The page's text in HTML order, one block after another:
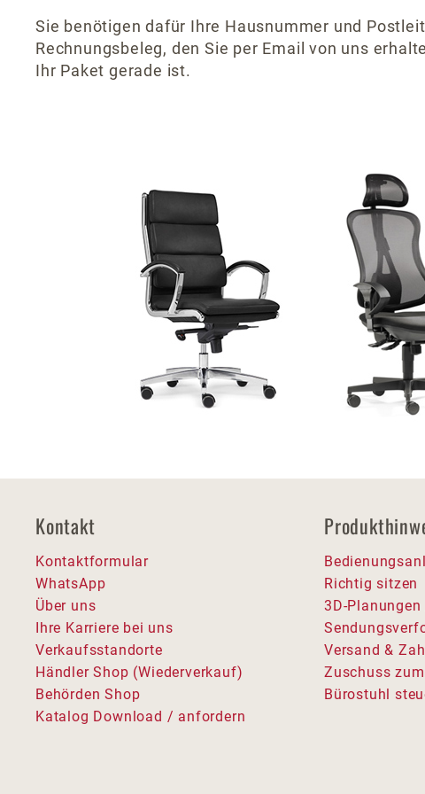
Sie benötigen dafür Ihre Hausnummer und
Rechnungsbeleg, den Sie per Email von uns
Ihr Paket gerade ist.
Kontakt
Kontaktformular
WhatsApp
Über uns
Ihre Karriere bei uns
Verkaufsstandorte
Händler Shop (Wiederverkauf)
Behörden Shop
Katalog Download / anfordern
Richtig sitzen
3D-
Versand &
Zuschuss
Bürostuhl